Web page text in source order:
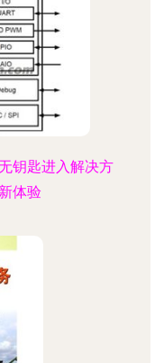
钥匙进入解决方
体验